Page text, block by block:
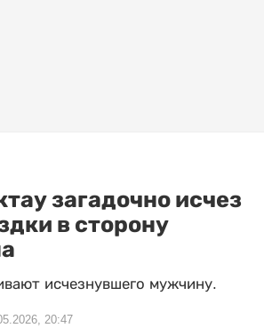
загадочно исчез
в сторону
исчезнувшего мужчину.
20:47